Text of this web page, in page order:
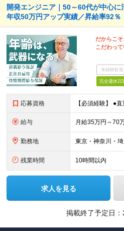
開発エンジニア｜50～60代が中心に
年収50万円アップ実績／昇給率92％
だからこ
こだわって
未経験歓迎
完全週休2日
応募資格
給与
勤務地
残業時間 10時間以内
求人を見る
掲載終了予定日：